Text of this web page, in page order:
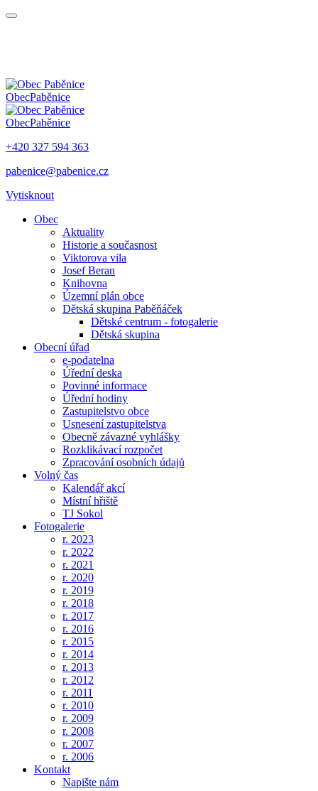
ObecPaběnice
ObecPaběnice
+420 327 594 363
pabenice@pabenice.cz
Vytisknout
Obec
Aktuality
Historie a současnost
Viktorova vila
Josef Beran
Knihovna
Územní plán obce
Dětská skupina Paběňáček
Dětské centrum - fotogalerie
Dětská skupina
Obecní úřad
e-podatelna
Úřední deska
Povinné informace
Úřední hodiny
Zastupitelstvo obce
Usnesení zastupitelstva
Obecně závazné vyhlášky
Rozklikávací rozpočet
Zpracování osobních údajů
Volný čas
Kalendář akcí
Místní hřiště
TJ Sokol
Fotogalerie
r. 2023
r. 2022
r. 2021
r. 2020
r. 2019
r. 2018
r. 2017
r. 2016
r. 2015
r. 2014
r. 2013
r. 2012
r. 2011
r. 2010
r. 2009
r. 2008
r. 2007
r. 2006
Kontakt
Napište nám